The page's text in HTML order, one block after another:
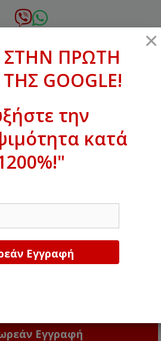
ΠΡΩΤΗ ΣΕΛΙΔΑ ΤΗΣ
×
ΣΤΗΝ ΠΡΩΤΗ
GOOGLE!
την
κατά